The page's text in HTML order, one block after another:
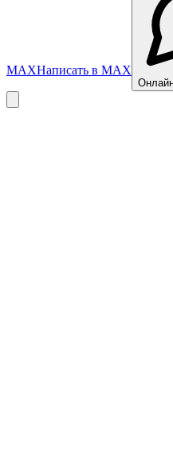
MAXНаписать в MAX